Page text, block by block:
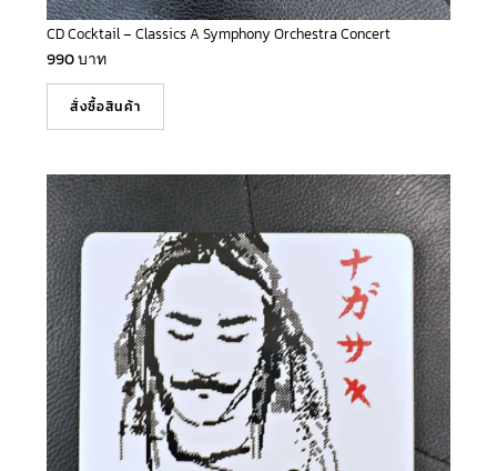
CD Cocktail – Classics A Symphony Orchestra Concert
990บาท
สั่งซื้อสินค้า